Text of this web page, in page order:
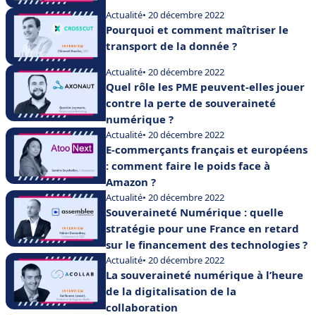
Actualité• 20 décembre 2022
Pourquoi et comment maîtriser le
transport de la donnée ?
Actualité• 20 décembre 2022
Quel rôle les PME peuvent-elles jouer
contre la perte de souveraineté
numérique ?
Actualité• 20 décembre 2022
E-commerçants français et européens
: comment faire le poids face à
Amazon ?
Actualité• 20 décembre 2022
Souveraineté Numérique : quelle
stratégie pour une France en retard
sur le financement des technologies ?
Actualité• 20 décembre 2022
La souveraineté numérique à l’heure
de la digitalisation de la
collaboration